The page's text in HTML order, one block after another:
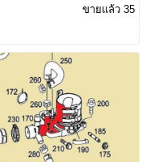
ขายแล้ว 35